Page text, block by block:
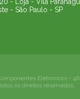
- São Paulo - SP
Eletronicos -
os direitos reservados.